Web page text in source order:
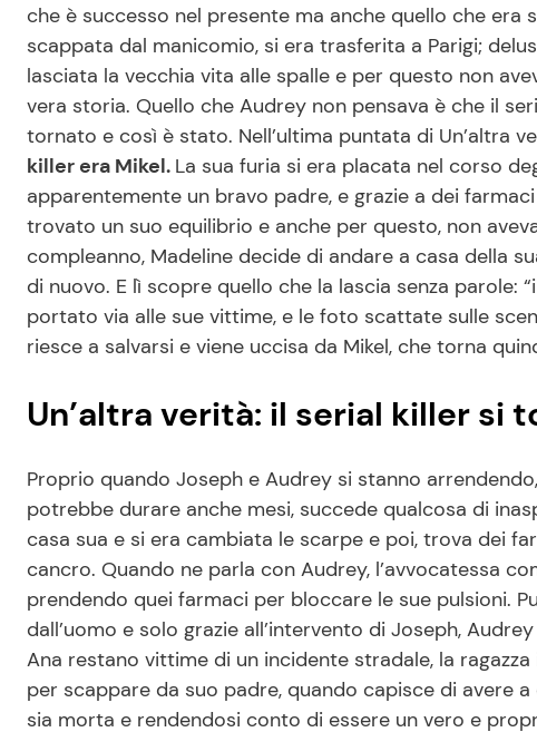
che è successo nel presente ma anche quello che
scappata dal manicomio, si era trasferita a Parigi;
lasciata la vecchia vita alle spalle e per questo non
vera storia. Quello che Audrey non pensava è che il
tornato e così è stato. Nell’ultima puntata di Un’altra
killer era Mikel. La sua furia si era placata nel corso
apparentemente un bravo padre, e grazie a dei
trovato un suo equilibrio e anche per questo, non
compleanno, Madeline decide di andare a casa della
di nuovo. E lì scopre quello che la lascia senza parole:
portato via alle sue vittime, e le foto scattate sulle
riesce a salvarsi e viene uccisa da Mikel, che torna
Un’altra verità: il serial killer si
Proprio quando Joseph e Audrey si stanno
potrebbe durare anche mesi, succede qualcosa di
casa sua e si era cambiata le scarpe e poi, trova dei
cancro. Quando ne parla con Audrey, l’avvocatessa
prendendo quei farmaci per bloccare le sue pulsioni.
dall’uomo e solo grazie all’intervento di Joseph,
Ana restano vittime di un incidente stradale, la
per scappare da suo padre, quando capisce di avere
sia morta e rendendosi conto di essere un vero e